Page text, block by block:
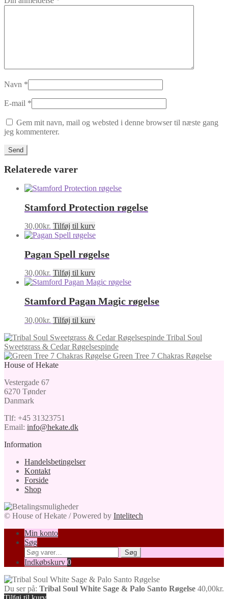
Navn *
E-mail *
Gem mit navn, mail og websted i denne browser til næste gang
jeg kommenterer.
Relaterede varer
Stamford Protection røgelse
30,00kr. Tilføj til kurv
Pagan Spell røgelse
30,00kr. Tilføj til kurv
Stamford Pagan Magic røgelse
30,00kr. Tilføj til kurv
Tribal Soul
Sweetgrass & Cedar Røgelsespinde
Green Tree 7 Chakras Røgelse
House of Hekate
Vestergade 67
6270 Tønder
Danmark
Tlf: +45 31323751
Email: info@hekate.dk
Information
Handelsbetingelser
Kontakt
Forside
Shop
© House of Hekate / Powered by Intelitech
Min konto
Søg
Søg
efter:
Søg
Indkøbskurv 0
Du ser på: Tribal Soul White Sage & Palo Santo Røgelse 40,00kr.